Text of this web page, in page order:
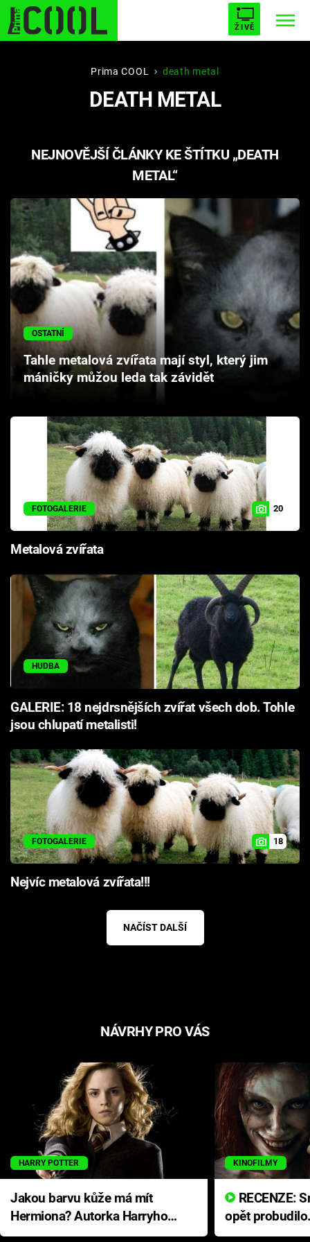
ŽIVĚ
STARHOUSE BUFFY, PŘEMOŽITELKA UPÍRŮ
PLNEJ KOTEL AVENGERS 5
Filmy
Seriály
Hry
Cool Esport
Pořady
Sledujte prima+
Přihlášení
Sledujte nás
Prima COOL death metal
DEATH METAL
NEJNOVĚJŠÍ ČLÁNKY KE ŠTÍTKU „DEATH
METAL“
OSTATNÍ
Tahle metalová zvířata mají styl, který jim
máničky můžou leda tak závidět
FOTOGALERIE 20
Metalová zvířata
HUDBA
GALERIE: 18 nejdrsnějších zvířat všech dob. Tohle
jsou chlupatí metalisti!
FOTOGALERIE 18
Nejvíc metalová zvířata!!!
NAČÍST DALŠÍ
NÁVRHY PRO VÁS
HARRY POTTER
Jakou barvu kůže má mít
Hermiona? Autorka Harryho
Pottera přišla s ráznou
KINOFILMY
opět
přichází s